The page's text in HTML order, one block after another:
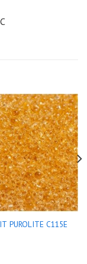
PUROLITE C115E